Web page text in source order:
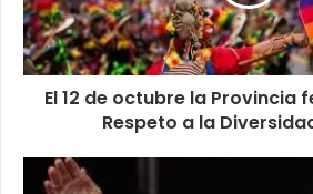
El 12 de octubre la Provincia
Respeto a la